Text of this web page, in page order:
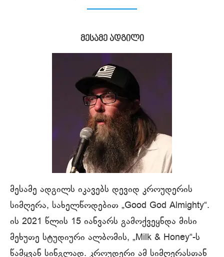
მესამე ადგილი
მესამე ადგილს იკავებს დევიდ კროუდერის
სიმღერა, სახელწოდებით „Good God Almighty“.
ის 2021 წლის 15 იანვარს გამოქვეყნდა მისი
მეხუთე სტუდიური ალბომის, „Milk & Honey“-ს
წამყვან სინგლად. კროუდერი ამ სიმღერასთან